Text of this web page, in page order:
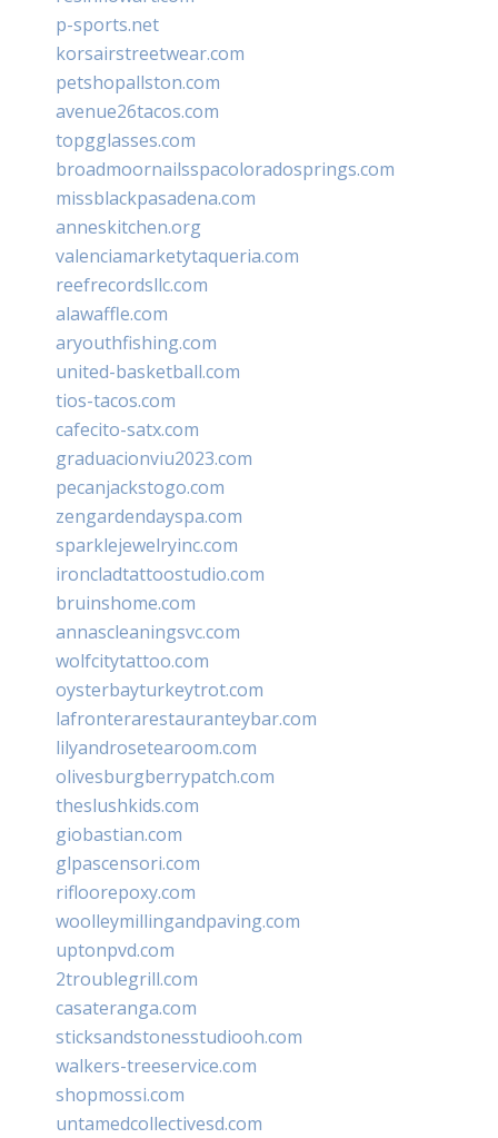
p-sports.net
korsairstreetwear.com
petshopallston.com
avenue26tacos.com
topgglasses.com
broadmoornailsspacoloradosprings.com
missblackpasadena.com
anneskitchen.org
valenciamarketytaqueria.com
reefrecordsllc.com
alawaffle.com
aryouthfishing.com
united-basketball.com
tios-tacos.com
cafecito-satx.com
graduacionviu2023.com
pecanjackstogo.com
zengardendayspa.com
sparklejewelryinc.com
ironcladtattoostudio.com
bruinshome.com
annascleaningsvc.com
wolfcitytattoo.com
oysterbayturkeytrot.com
lafronterarestauranteybar.com
lilyandrosetearoom.com
olivesburgberrypatch.com
theslushkids.com
giobastian.com
glpascensori.com
rifloorepoxy.com
woolleymillingandpaving.com
uptonpvd.com
2troublegrill.com
casateranga.com
sticksandstonesstudiooh.com
walkers-treeservice.com
shopmossi.com
untamedcollectivesd.com